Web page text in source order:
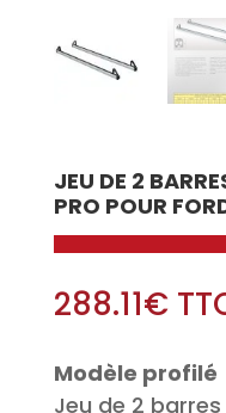
JEU DE 2
PRO POUR
288.11€
Modèle profilé
Jeu de 2